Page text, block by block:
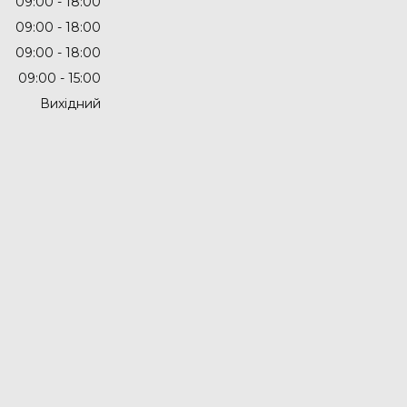
09:00
18:00
09:00
18:00
09:00
15:00
Вихідний